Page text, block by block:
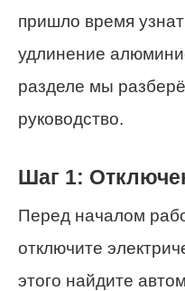
пришло время
удлинение
разделе мы
руководство.
Шаг 1:
Перед началом
отключите
этого найдите